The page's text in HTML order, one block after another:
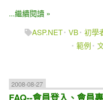
...繼續閱讀 »
ASP.NET VB 初學
範例
2008-08-27